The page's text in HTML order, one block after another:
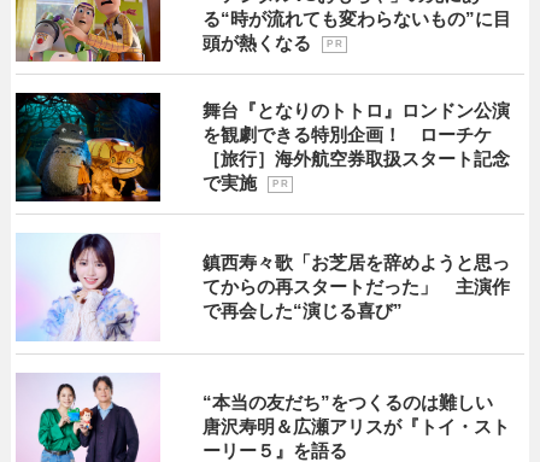
る“時が流れても変わらないもの”に目
頭が熱くなる
P R
舞台『となりのトトロ』ロンドン公演
を観劇できる特別企画！ ローチケ
［旅行］海外航空券取扱スタート記念
で実施
P R
鎮西寿々歌「お芝居を辞めようと思っ
てからの再スタートだった」 主演作
で再会した“演じる喜び”
“本当の友だち”をつくるのは難しい
唐沢寿明＆広瀬アリスが『トイ・スト
ーリー５』を語る